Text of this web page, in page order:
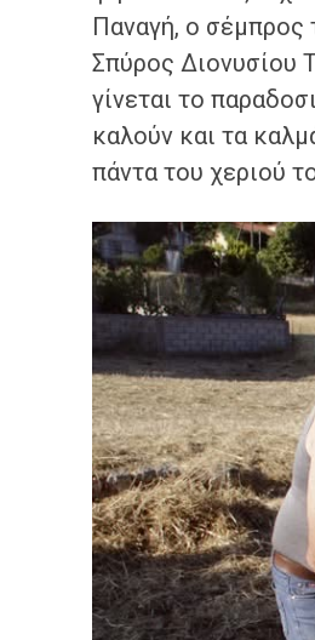
Παναγή, ο σέμπρος
Σπύρος Διονυσίου
γίνεται το
καλούν και τα
πάντα του χεριού